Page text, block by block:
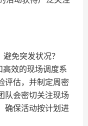
免突发状况？
效的现场调度系
评估，并制定周密
队会密切关注现场
确保活动按计划进